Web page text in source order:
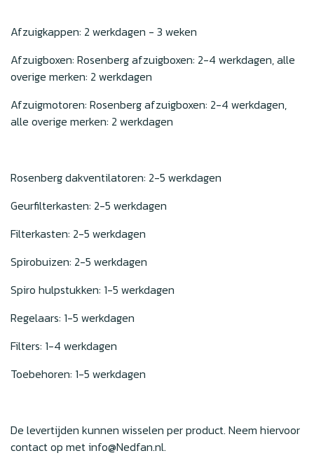
Afzuigkappen: 2 werkdagen - 3 weken
Afzuigboxen: Rosenberg afzuigboxen: 2-4 werkdagen, alle
overige merken: 2 werkdagen
Afzuigmotoren: Rosenberg afzuigboxen: 2-4 werkdagen,
alle overige merken: 2 werkdagen
Rosenberg dakventilatoren: 2-5 werkdagen
Geurfilterkasten: 2-5 werkdagen
Filterkasten: 2-5 werkdagen
Spirobuizen: 2-5 werkdagen
Spiro hulpstukken: 1-5 werkdagen
Regelaars: 1-5 werkdagen
Filters: 1-4 werkdagen
Toebehoren: 1-5 werkdagen
De levertijden kunnen wisselen per product. Neem hiervoor
contact op metinfo@Nedfan.nl.